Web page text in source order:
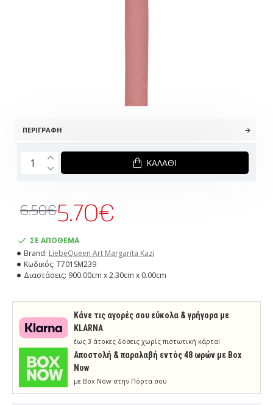
ΠΕΡΙΓΡΑΦΉ
ΣΕ ΑΠΟΘΕΜΑ
Brand: LiebeQueen Art Margarita Kazi
Κωδικός: T701SM239
Διαστάσεις: 900.00cm x 2.30cm x 0.00cm
5.70€
6.50€
ΚΑΛΆΘΙ
Κάνε τις αγορές σου εύκολα & γρήγορα με
KLARNA
έως 3 άτοκες δόσεις χωρίς πιστωτική κάρτα!
Aποστολή & παραλαβή εντός 48 ωρών με Box
Now
με Box Now στην Πόρτα σου